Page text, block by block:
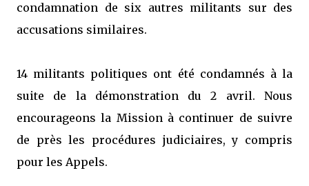
condamnation de six autres militants sur des
accusations similaires.
14 militants politiques ont été condamnés à la
suite de la démonstration du 2 avril. Nous
encourageons la Mission à continuer de suivre
de près les procédures judiciaires, y compris
pour les Appels.